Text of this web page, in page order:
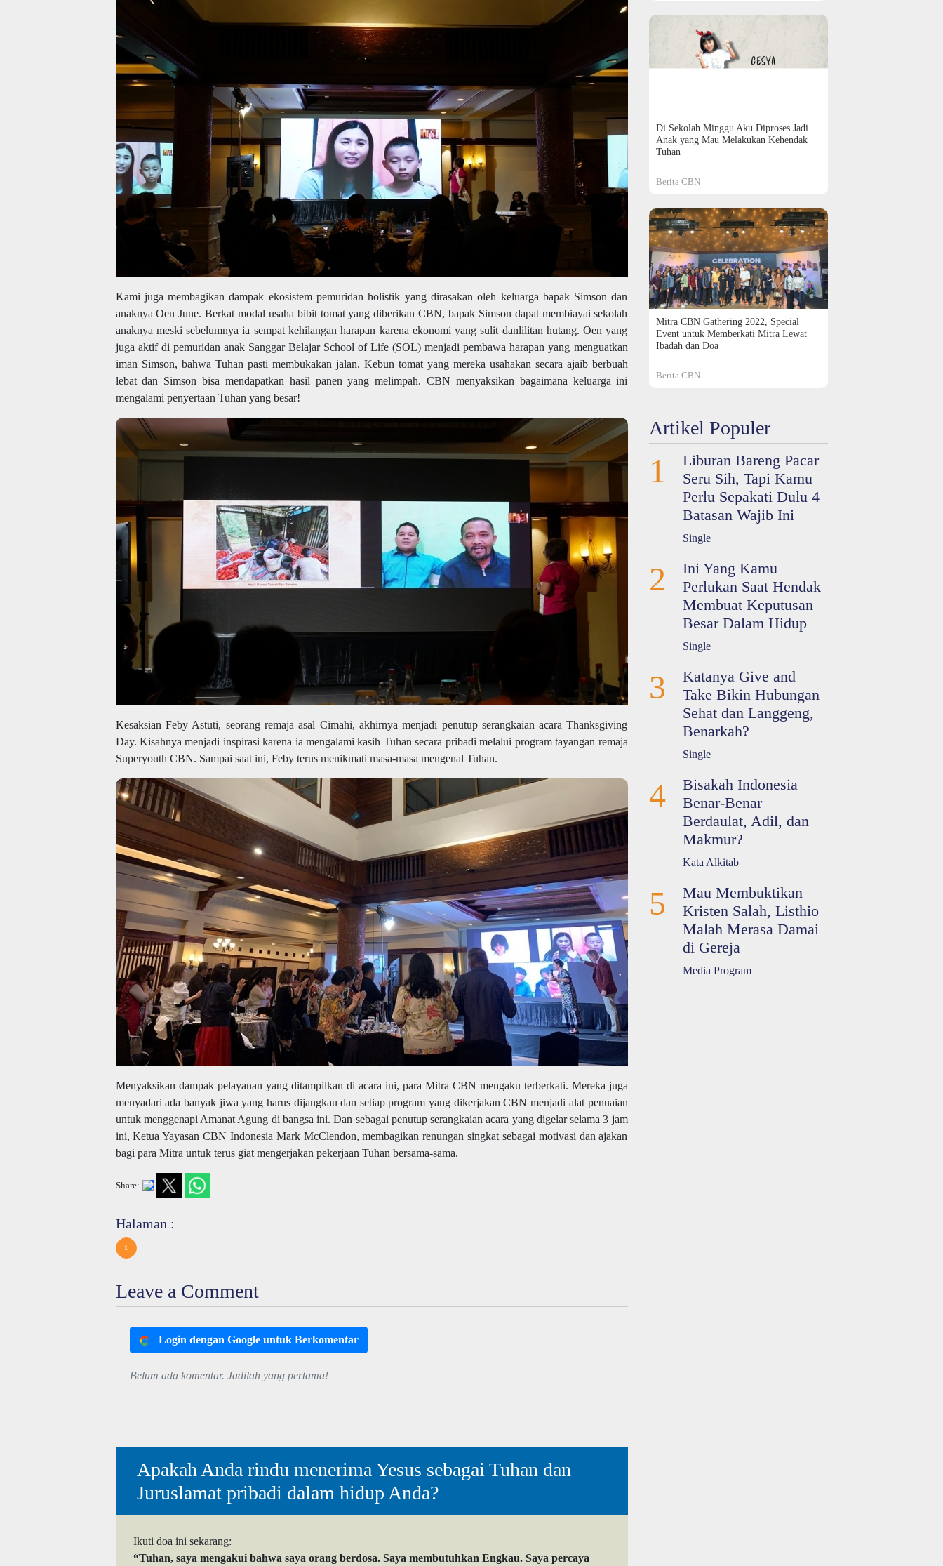
Kami juga membagikan dampak ekosistem pemuridan holistik yang dirasakan oleh keluarga bapak Simson dan
anaknya Oen June. Berkat modal usaha bibit tomat yang diberikan CBN, bapak Simson dapat membiayai sekolah
anaknya meski sebelumnya ia sempat kehilangan harapan karena ekonomi yang sulit danlilitan hutang. Oen yang
juga aktif di pemuridan anak Sanggar Belajar School of Life (SOL) menjadi pembawa harapan yang menguatkan
iman Simson, bahwa Tuhan pasti membukakan jalan. Kebun tomat yang mereka usahakan secara ajaib berbuah
lebat dan Simson bisa mendapatkan hasil panen yang melimpah. CBN menyaksikan bagaimana keluarga ini
mengalami penyertaan Tuhan yang besar!
Kesaksian Feby Astuti, seorang remaja asal Cimahi, akhirnya menjadi penutup serangkaian acara Thanksgiving
Day. Kisahnya menjadi inspirasi karena ia mengalami kasih Tuhan secara pribadi melalui program tayangan remaja
Superyouth CBN. Sampai saat ini, Feby terus menikmati masa-masa mengenal Tuhan.
Menyaksikan dampak pelayanan yang ditampilkan di acara ini, para Mitra CBN mengaku terberkati. Mereka juga
menyadari ada banyak jiwa yang harus dijangkau dan setiap program yang dikerjakan CBN menjadi alat penuaian
untuk menggenapi Amanat Agung di bangsa ini. Dan sebagai penutup serangkaian acara yang digelar selama 3 jam
ini, Ketua Yayasan CBN Indonesia Mark McClendon, membagikan renungan singkat sebagai motivasi dan ajakan
bagi para Mitra untuk terus giat mengerjakan pekerjaan Tuhan bersama-sama.
Share:
Halaman :
1
Leave a Comment
Login dengan Google untuk Berkomentar
Belum ada komentar. Jadilah yang pertama!
Apakah Anda rindu menerima Yesus sebagai Tuhan dan
Juruslamat pribadi dalam hidup Anda?
Ikuti doa ini sekarang:
“Tuhan, saya mengakui bahwa saya orang berdosa. Saya membutuhkan Engkau. Saya percaya
Di Sekolah Minggu Aku Diproses Jadi
Anak yang Mau Melakukan Kehendak
Tuhan
Berita CBN
Mitra CBN Gathering 2022, Special
Event untuk Memberkati Mitra Lewat
Ibadah dan Doa
Berita CBN
Artikel Populer
1
Liburan Bareng Pacar
Seru Sih, Tapi Kamu
Perlu Sepakati Dulu 4
Batasan Wajib Ini
Single
2
Ini Yang Kamu
Perlukan Saat Hendak
Membuat Keputusan
Besar Dalam Hidup
Single
3
Katanya Give and
Take Bikin Hubungan
Sehat dan Langgeng,
Benarkah?
Single
4
Bisakah Indonesia
Benar-Benar
Berdaulat, Adil, dan
Makmur?
Kata Alkitab
5
Mau Membuktikan
Kristen Salah, Listhio
Malah Merasa Damai
di Gereja
Media Program